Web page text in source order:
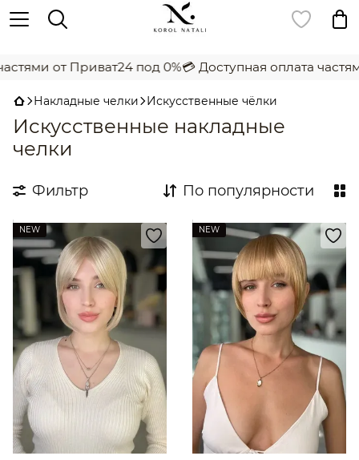
от Приват24 под 0%💳 Доступная оплата
Накладные челки Искусственные чёлки
Искусственные накладные
челки
Фильтр По популярности
NEW NEW